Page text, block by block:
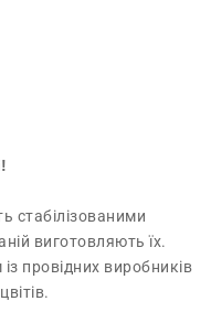
стабілізованими
виготовляють їх.
провідних виробників